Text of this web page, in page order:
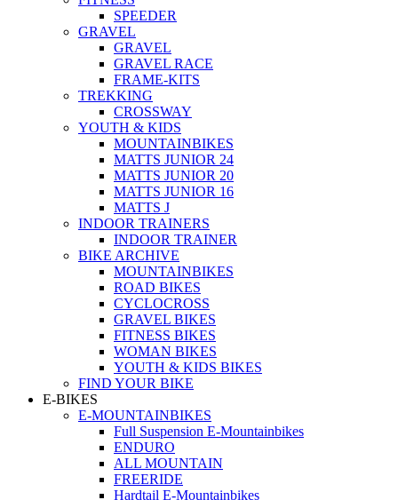
SPEEDER
GRAVEL
GRAVEL
GRAVEL RACE
FRAME-KITS
TREKKING
CROSSWAY
YOUTH & KIDS
MOUNTAINBIKES
MATTS JUNIOR 24
MATTS JUNIOR 20
MATTS JUNIOR 16
MATTS J
INDOOR TRAINERS
INDOOR TRAINER
BIKE ARCHIVE
MOUNTAINBIKES
ROAD BIKES
CYCLOCROSS
GRAVEL BIKES
FITNESS BIKES
WOMAN BIKES
YOUTH & KIDS BIKES
FIND YOUR BIKE
E-BIKES
E-MOUNTAINBIKES
Full Suspension E-Mountainbikes
ENDURO
ALL MOUNTAIN
FREERIDE
Hardtail E-Mountainbikes